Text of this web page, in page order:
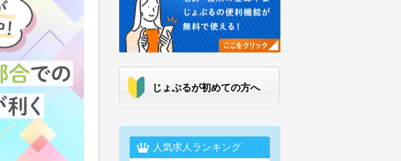
じょぶるが初めての方へ
人気求人ランキング